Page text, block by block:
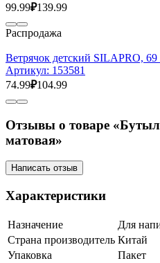
99.99₽139.99
Распродажа
Ветрячок детский SILAPRO,
Артикул: 153581
74.99₽104.99
Отзывы о товаре
матовая»
Написать отзыв
Характеристики
Назначение
Для
Страна производитель Китай
Упаковка
Пакет